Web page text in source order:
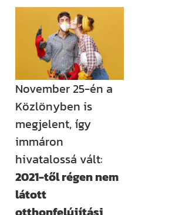
November 25-én a
Közlönyben is
megjelent, így
immáron
hivatalossá vált:
2021-től régen nem
látott